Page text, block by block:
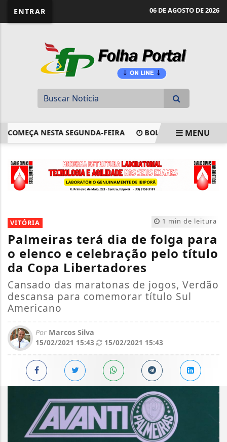
ENTRAR 06 DE AGOSTO DE 2026
NESTA SEGUNDA-FEIRA BOLSONARO PEDE AO STF
MENU
1 min de leitura
VITÓRIA
Palmeiras terá dia de folga para
o elenco e celebração pelo título
da Copa Libertadores
Cansado das maratonas de jogos, Verdão
descansa para comemorar título Sul
Americano
Por Marcos Silva
15/02/2021 15:43
15/02/2021 15:43